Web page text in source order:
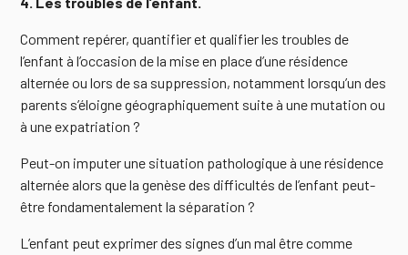
Comment repérer, quantifier et qualifier les troubles de
l’enfant à l’occasion de la mise en place d’une résidence
alternée ou lors de sa suppression, notamment lorsqu’un des
parents s’éloigne géographiquement suite à une mutation ou
à une expatriation ?
Peut-on imputer une situation pathologique à une résidence
alternée alors que la genèse des difficultés de l’enfant peut-
être fondamentalement la séparation ?
L’enfant peut exprimer des signes d’un mal être comme